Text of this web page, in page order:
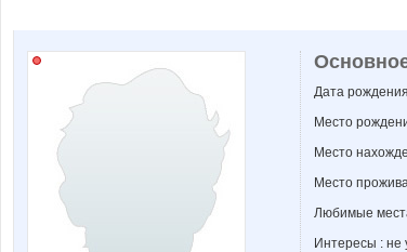
Дата
Место
Место
Место
Любимые
Интересы : не